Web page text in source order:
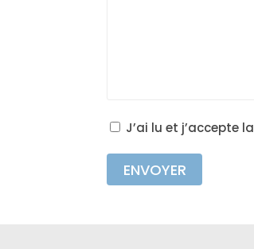
J’ai lu et j’accepte la